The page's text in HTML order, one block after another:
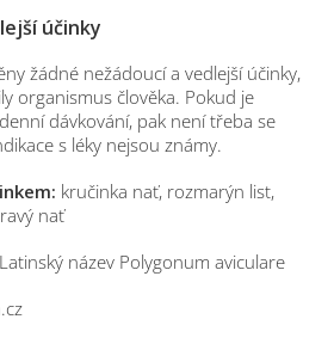
účinky
žádné nežádoucí a vedlejší účinky,
organismus člověka. Pokud je
dávkování, pak není třeba se
s léky nejsou známy.
kručinka nať, rozmarýn list,
nať
Latinský název Polygonum aviculare